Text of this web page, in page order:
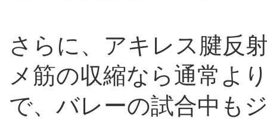
さらに、アキレス腱反
メ筋の収縮なら通常よ
で、バレーの試合中も